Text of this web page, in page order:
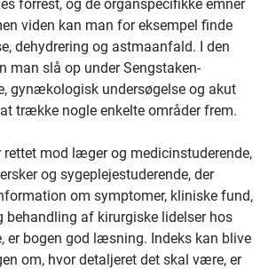
forrest, og de organspecifikke emner
viden kan man for eksempel finde
dehydrering og astmaanfald. I den
man slå op under Sengstaken-
gynækologisk undersøgelse og akut
trække nogle enkelte områder frem.
rettet mod læger og medicinstuderende,
og sygeplejestuderende, der
om symptomer, kliniske fund,
behandling af kirurgiske lidelser hos
er bogen god læsning. Indeks kan blive
om, hvor detaljeret det skal være, er